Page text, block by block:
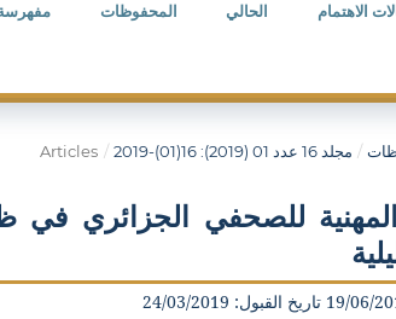
الاهتمام الحالي المحفوظات
/ مجلد 16 عدد 01 (2019): 16(01)-2019 /
Articles
للصحفي الجزائري في